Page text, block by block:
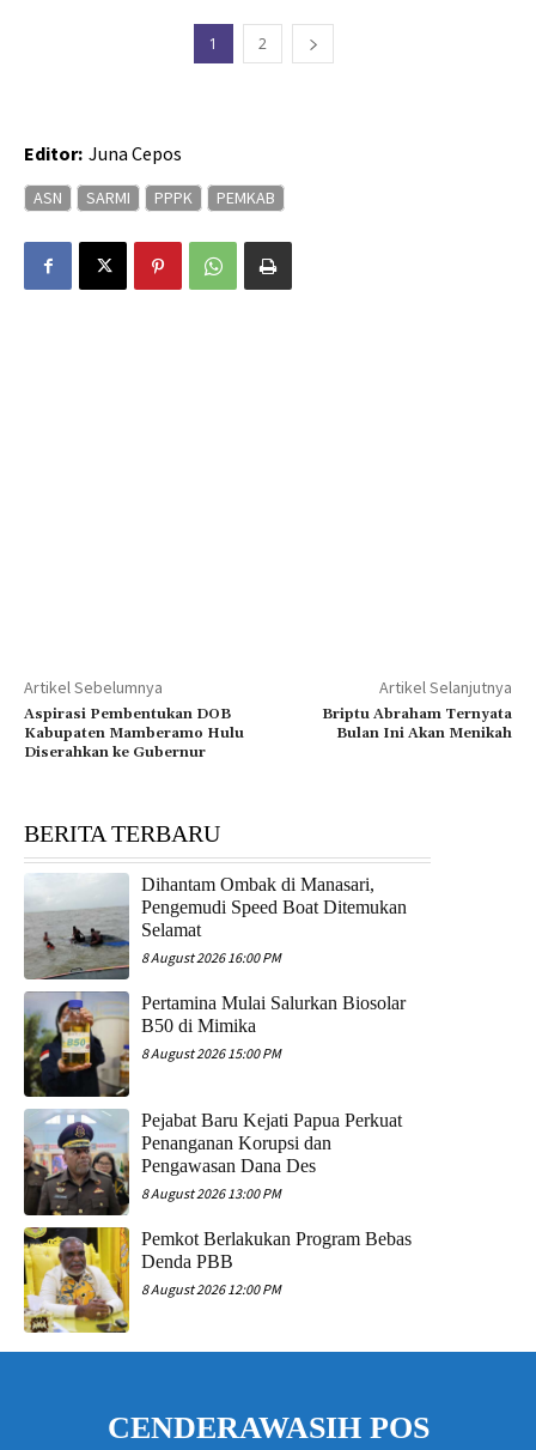
1 2
Editor: Juna Cepos
ASN SARMI PPPK PEMKAB
Artikel Sebelumnya
Aspirasi Pembentukan DOB
Kabupaten Mamberamo Hulu
Diserahkan ke Gubernur
Artikel Selanjutnya
Briptu Abraham Ternyata
Bulan Ini Akan Menikah
BERITA TERBARU
Dihantam Ombak di Manasari,
Pengemudi Speed Boat Ditemukan
Selamat
8 August 2026 16:00 PM
Pertamina Mulai Salurkan Biosolar
B50 di Mimika
8 August 2026 15:00 PM
Pejabat Baru Kejati Papua Perkuat
Penanganan Korupsi dan
Pengawasan Dana Des
8 August 2026 13:00 PM
Pemkot Berlakukan Program Bebas
Denda PBB
8 August 2026 12:00 PM
CENDERAWASIH POS